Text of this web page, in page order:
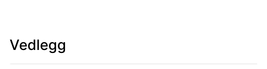
Vedlegg